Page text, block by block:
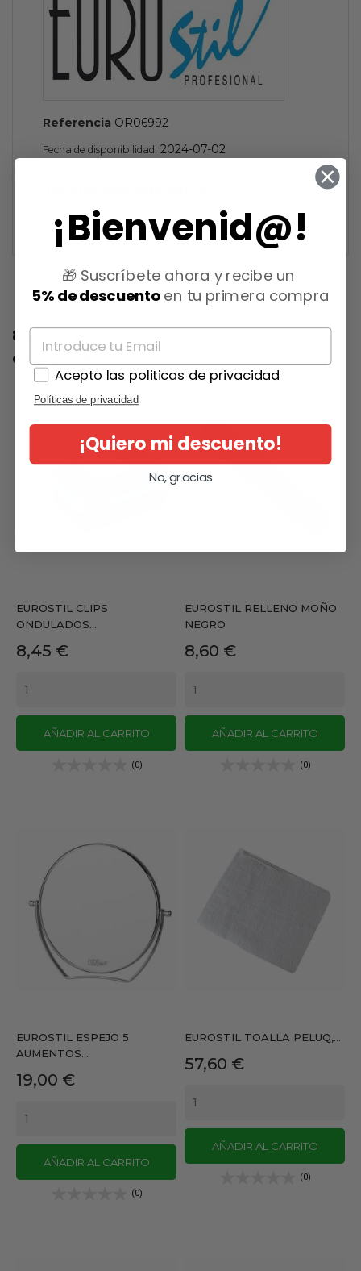
Referencia OR06992
Fecha de disponibilidad: 2024-07-02
Estado Nuevo
8 otros productos en la misma
categoría:
EUROSTIL CLIPS
ONDULADOS...
Precio
8,45 €
AÑADIR AL CARRITO
(0)
EUROSTIL RELLENO MOÑO
NEGRO
Precio
8,60 €
AÑADIR AL CARRITO
(0)
EUROSTIL ESPEJO 5
AUMENTOS...
Precio
19,00 €
AÑADIR AL CARRITO
(0)
EUROSTIL TOALLA PELUQ,...
Precio
57,60 €
AÑADIR AL CARRITO
(0)
¡Bienvenid@!
🎁 Suscríbete ahora y recibe un
5% de descuentoen tu primera compra
Acepto las politicas de privacidad
Políticas de privacidad
¡Quiero mi descuento!
No, gracias